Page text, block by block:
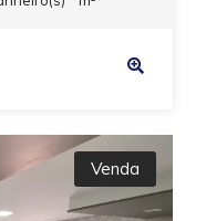
Venda